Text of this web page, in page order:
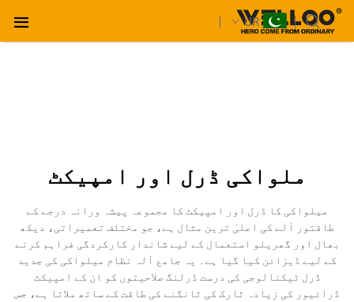
UR
ملواکی ڈرل اور امپیکٹ
میلواکی کا ڈرل اور امپیکٹ کا مجموعہ پیشہ ورانہ درجے کے
طاقتور آلے کی اعلیٰ ترین مثال ہے، جو مختلف تعمیراتی، دیکھ
بھال اور گھریلو استعمال کے لیے شاندار کارکردگی فراہم کرنے
کے لیے ڈیزائن کیا گیا ہے۔ یہ جامع آلہ نظام میلواکی کی جدید
ڈرل ٹیکنالوجی کی درست ڈرلنگ صلاحیتوں کو ان کے امپیکٹ
ڈرائیور کی زیادہ ٹارک کی ٹانگنے کی طاقت کے ساتھ ملاتا ہے، جس